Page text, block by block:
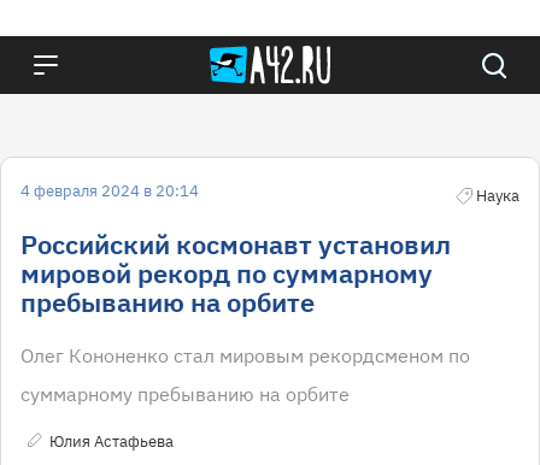
4 февраля 2024 в 20:14 Наука
Российский космонавт установил
мировой рекорд по суммарному
пребыванию на орбите
Олег Кононенко стал мировым рекордсменом по
суммарному пребыванию на орбите
Юлия Астафьева